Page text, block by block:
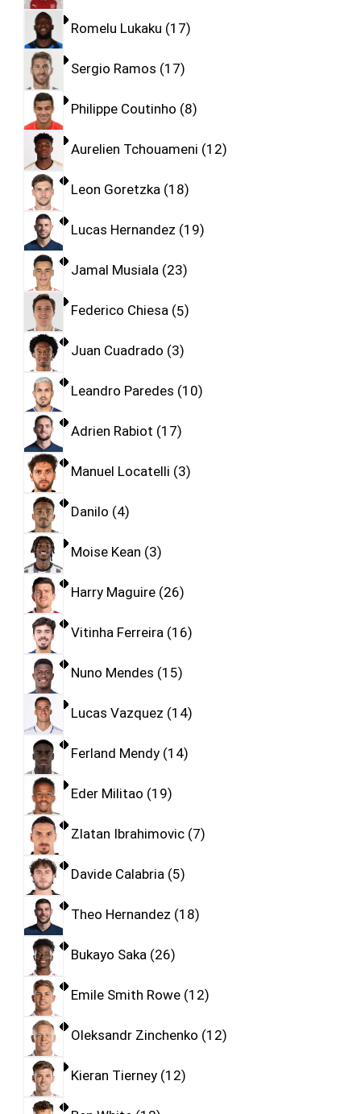
Romelu Lukaku 17
Sergio Ramos 17
Philippe Coutinho 8
Aurelien Tchouameni 12
Leon Goretzka 18
Lucas Hernandez 19
Jamal Musiala 23
Federico Chiesa 5
Juan Cuadrado 3
Leandro Paredes 10
Adrien Rabiot 17
Manuel Locatelli 3
Danilo 4
Moise Kean 3
Harry Maguire 26
Vitinha Ferreira 16
Nuno Mendes 15
Lucas Vazquez 14
Ferland Mendy 14
Eder Militao 19
Zlatan Ibrahimovic 7
Davide Calabria 5
Theo Hernandez 18
Bukayo Saka 26
Emile Smith Rowe 12
Oleksandr Zinchenko 12
Kieran Tierney 12